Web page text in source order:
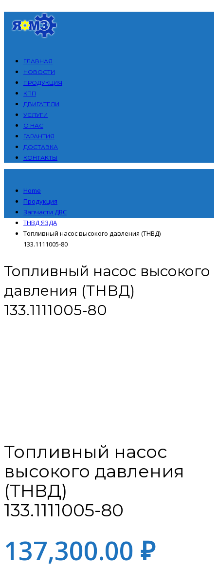
ГЛАВНАЯ
НОВОСТИ
ПРОДУКЦИЯ
КПП
ДВИГАТЕЛИ
УСЛУГИ
О НАС
ГАРАНТИЯ
ДОСТАВКА
КОНТАКТЫ
Home
Продукция
Запчасти ДВС
ТНВД ЯЗДА
Топливный насос высокого давления (ТНВД)
133.1111005-80
Топливный насос высокого
давления (ТНВД)
133.1111005-80
Топливный насос
высокого давления
(ТНВД)
133.1111005-80
137,300.00 ₽